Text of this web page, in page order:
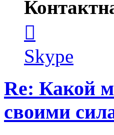
пользователя
serj364
Skype
Re: Какой
своими